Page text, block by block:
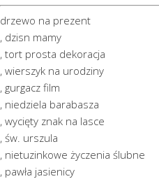
drzewo na prezent
, dzisn mamy
, tort prosta dekoracja
, wierszyk na urodziny
, gurgacz film
, niedziela barabasza
, wycięty znak na lasce
, św. urszula
, nietuzinkowe życzenia ślubne
, pawła jasienicy